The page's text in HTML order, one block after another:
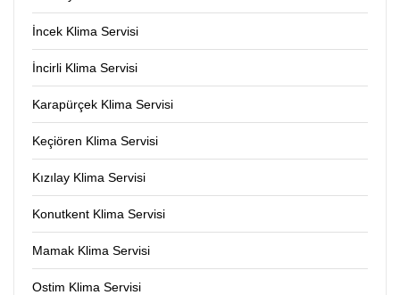
İncek Klima Servisi
İncirli Klima Servisi
Karapürçek Klima Servisi
Keçiören Klima Servisi
Kızılay Klima Servisi
Konutkent Klima Servisi
Mamak Klima Servisi
Ostim Klima Servisi